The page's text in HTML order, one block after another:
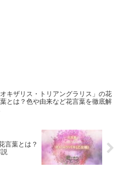
オキザリス・トリアングラリス」の花
とは？色や由来など花言葉を徹底解
言葉とは？